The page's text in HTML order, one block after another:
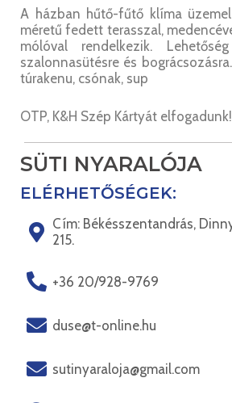
A házban hűtő-fűtő klíma
méretű fedett terasszal,
mólóval rendelkezik.
szalonnasütésre és
túrakenu, csónak, sup
OTP, K&H Szép Kártyát elfogadunk!
SÜTI NYARALÓJA
ELÉRHETŐSÉGEK:
Cím: Békésszentandrás,
215.
+36 20/928-9769
duse@t-online.hu
sutinyaraloja@gmail.com